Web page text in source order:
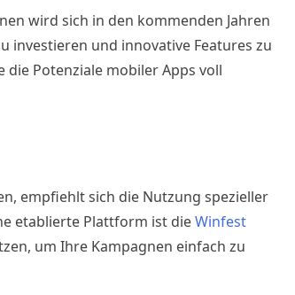
wird sich in den kommenden Jahren
investieren und innovative Features zu
Potenziale mobiler Apps voll
empfiehlt sich die Nutzung spezieller
etablierte Plattform ist dieWinfest
um Ihre Kampagnen einfach zu